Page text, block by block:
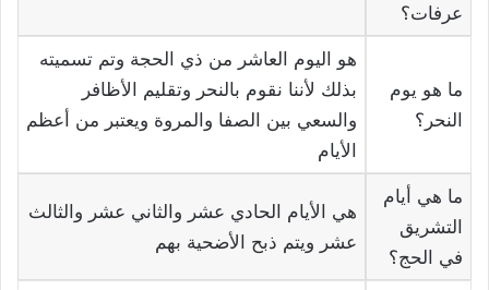
عرفات؟
ما هو يوم
النحر؟
هو اليوم العاشر من ذي الحجة وتم تسميته
بذلك لأننا نقوم بالنحر وتقليم الأظافر
والسعي بين الصفا والمروة ويعتبر من أعظم
الأيام
ما هي أيام
التشريق
في الحج؟
هي الأيام الحادي عشر والثاني عشر والثالث
عشر ويتم ذبح الأضحية بهم